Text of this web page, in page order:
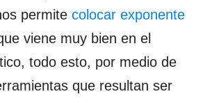
permite colocar exponente
viene muy bien en el
todo esto, por medio de
que resultan ser